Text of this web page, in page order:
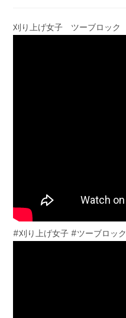
刈り上げ女子 ツーブロック
#刈り上げ女子 #ツーブロック